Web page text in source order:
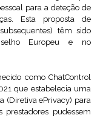
para a deteção de
Esta proposta de
têm sido
Europeu e no
como ChatControl
que estabelecia uma
(Diretiva ePrivacy) para
pudessem